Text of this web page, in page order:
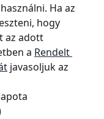
Ha az
hogy
az adott
a Rendelt
javasoljuk az